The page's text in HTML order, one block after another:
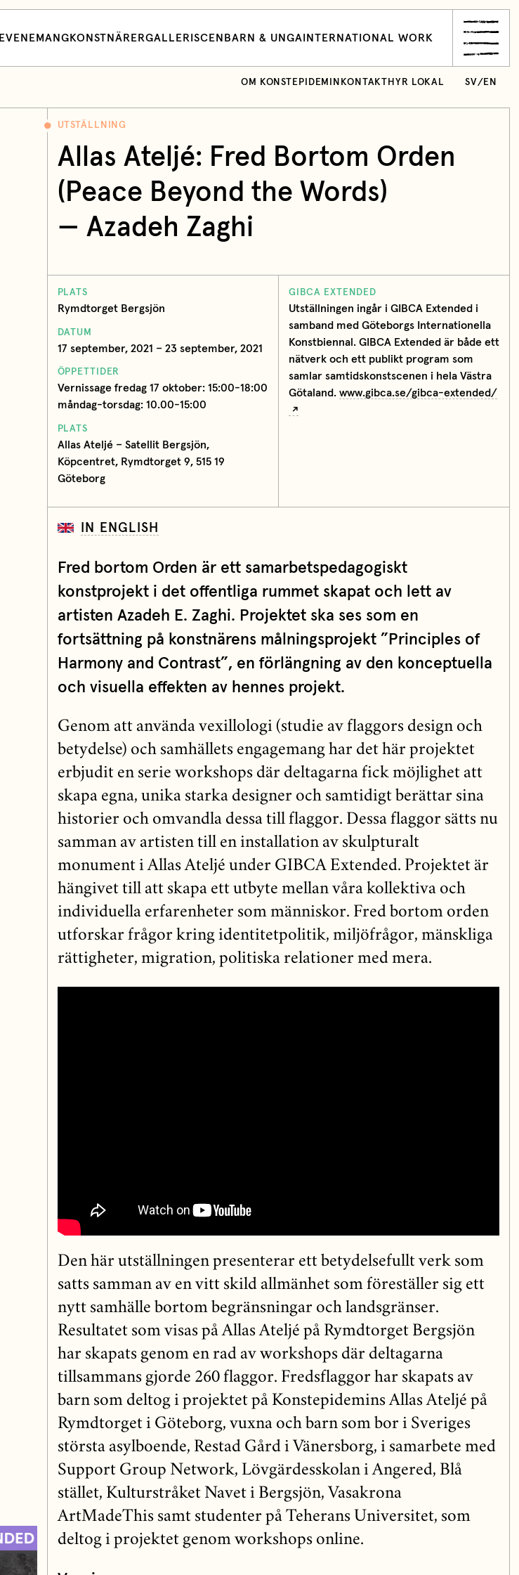
EVENEMANG KONSTNÄRERGALLERI SCEN BARN & UNGA INTERNATIONAL WORK
OM KONSTEPIDEMIN KONTAKT HYR LOKAL SV/ EN
UTSTÄLLNING
Allas Ateljé: Fred Bortom Orden
(Peace Beyond the Words)
— Azadeh Zaghi
PLATS
Rymdtorget Bergsjön
DATUM
17 september, 2021 – 23 september, 2021
ÖPPETTIDER
Vernissage fredag 17 oktober: 15:00-18:00
måndag-torsdag: 10.00-15:00
PLATS
Allas Ateljé – Satellit Bergsjön,
Köpcentret, Rymdtorget 9, 515 19
Göteborg
GIBCA EXTENDED
Utställningen ingår i GIBCA Extended i
samband med Göteborgs Internationella
Konstbiennal. GIBCA Extended är både ett
nätverk och ett publikt program som
samlar samtidskonstscenen i hela Västra
Götaland. www.gibca.se/gibca-extended/
IN ENGLISH
Fred bortom Orden är ett samarbetspedagogiskt
konstprojekt i det offentliga rummet skapat och lett av
artisten Azadeh E. Zaghi. Projektet ska ses som en
fortsättning på konstnärens målningsprojekt ”Principles of
Harmony and Contrast”, en förlängning av den konceptuella
och visuella effekten av hennes projekt.
Genom att använda vexillologi (studie av flaggors design och
betydelse) och samhällets engagemang har det här projektet
erbjudit en serie workshops där deltagarna fick möjlighet att
skapa egna, unika starka designer och samtidigt berättar sina
historier och omvandla dessa till flaggor. Dessa flaggor sätts nu
samman av artisten till en installation av skulpturalt
monument i Allas Ateljé under GIBCA Extended. Projektet är
hängivet till att skapa ett utbyte mellan våra kollektiva och
individuella erfarenheter som människor. Fred bortom orden
utforskar frågor kring identitetpolitik, miljöfrågor, mänskliga
rättigheter, migration, politiska relationer med mera.
Den här utställningen presenterar ett betydelsefullt verk som
satts samman av en vitt skild allmänhet som föreställer sig ett
nytt samhälle bortom begränsningar och landsgränser.
Resultatet som visas på Allas Ateljé på Rymdtorget Bergsjön
har skapats genom en rad av workshops där deltagarna
tillsammans gjorde 260 flaggor. Fredsflaggor har skapats av
barn som deltog i projektet på Konstepidemins Allas Ateljé på
Rymdtorget i Göteborg, vuxna och barn som bor i Sveriges
största asylboende, Restad Gård i Vänersborg, i samarbete med
Support Group Network, Lövgärdesskolan i Angered, Blå
stället, Kulturstråket Navet i Bergsjön, Vasakrona
ArtMadeThis samt studenter på Teherans Universitet, som
deltog i projektet genom workshops online.